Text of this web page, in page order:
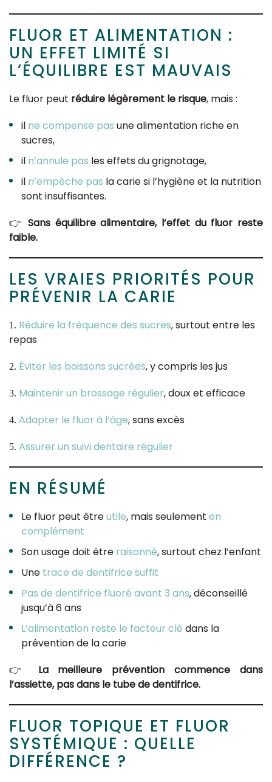
FLUOR ET ALIMENTATION :
UN EFFET LIMITÉ SI
L’ÉQUILIBRE EST MAUVAIS
Le fluor peut réduire légèrement le risque, mais :
il ne compense pas une alimentation riche en
sucres,
il n’annule pas les effets du grignotage,
il n’empêche pas la carie si l’hygiène et la nutrition
sont insuffisantes.
👉Sans équilibre alimentaire, l’effet du fluor reste
faible.
LES VRAIES PRIORITÉS POUR
PRÉVENIR LA CARIE
Réduire la fréquence des sucres, surtout entre les
repas
Éviter les boissons sucrées, y compris les jus
Maintenir un brossage régulier, doux et efficace
Adapter le fluor à l’âge, sans excès
Assurer un suivi dentaire régulier
EN RÉSUMÉ
Le fluor peut êtreutile, mais seulement en
complément
Son usage doit être raisonné, surtout chez l’enfant
Une trace de dentifrice suffit
Pas de dentifrice fluoré avant 3 ans, déconseillé
jusqu’à 6 ans
L’alimentation reste le facteur clé dans la
prévention de la carie
👉 La meilleure prévention commence dans
l’assiette, pas dans le tube de dentifrice.
FLUOR TOPIQUE ET FLUOR
SYSTÉMIQUE : QUELLE
DIFFÉRENCE ?